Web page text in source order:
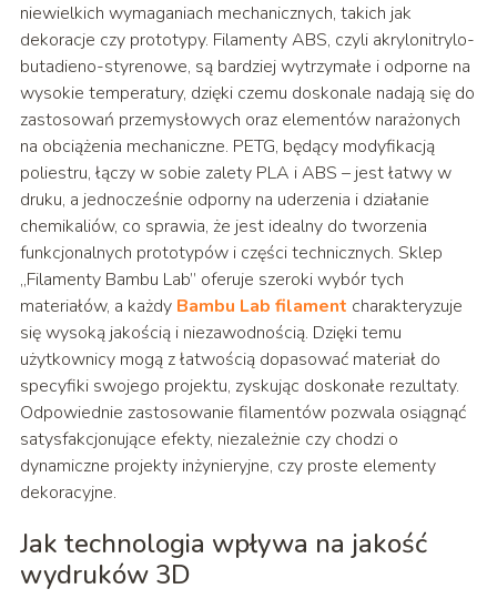
niewielkich wymaganiach mechanicznych, takich jak
dekoracje czy prototypy. Filamenty ABS, czyli akrylonitrylo-
butadieno-styrenowe, są bardziej wytrzymałe i odporne na
wysokie temperatury, dzięki czemu doskonale nadają się do
zastosowań przemysłowych oraz elementów narażonych
na obciążenia mechaniczne. PETG, będący modyfikacją
poliestru, łączy w sobie zalety PLA i ABS – jest łatwy w
druku, a jednocześnie odporny na uderzenia i działanie
chemikaliów, co sprawia, że jest idealny do tworzenia
funkcjonalnych prototypów i części technicznych. Sklep
„Filamenty Bambu Lab” oferuje szeroki wybór tych
materiałów, a każdy Bambu Lab filament charakteryzuje
się wysoką jakością i niezawodnością. Dzięki temu
użytkownicy mogą z łatwością dopasować materiał do
specyfiki swojego projektu, zyskując doskonałe rezultaty.
Odpowiednie zastosowanie filamentów pozwala osiągnąć
satysfakcjonujące efekty, niezależnie czy chodzi o
dynamiczne projekty inżynieryjne, czy proste elementy
dekoracyjne.
Jak technologia wpływa na jakość
wydruków 3D